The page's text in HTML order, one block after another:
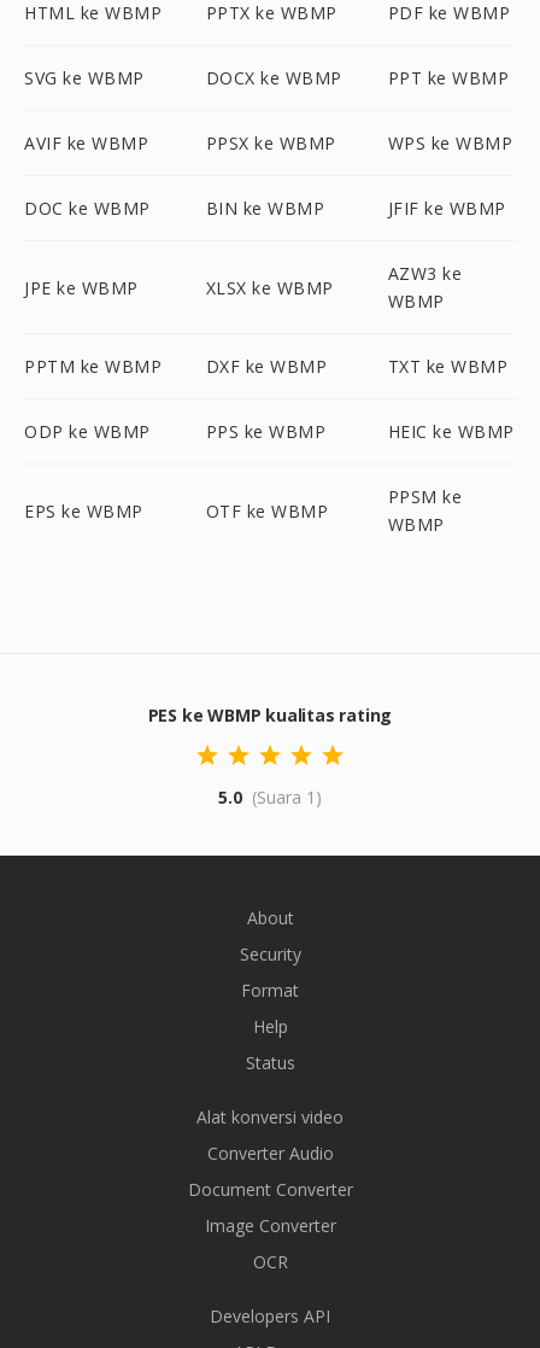
HTML ke WBMP PPTX ke WBMP PDF ke WBMP
SVG ke WBMP DOCX ke WBMP PPT ke WBMP
AVIF ke WBMP PPSX ke WBMP WPS ke WBMP
DOC ke WBMP BIN ke WBMP JFIF ke WBMP
JPE ke WBMP XLSX ke WBMP
AZW3 ke
WBMP
PPTM ke WBMP DXF ke WBMP TXT ke WBMP
ODP ke WBMP PPS ke WBMP HEIC ke WBMP
EPS ke WBMP OTF ke WBMP
PPSM ke
WBMP
PES ke WBMP kualitas rating
5.0 (Suara 1)
About
Security
Format
Help
Status
Alat konversi video
Converter Audio
Document Converter
Image Converter
OCR
Developers API